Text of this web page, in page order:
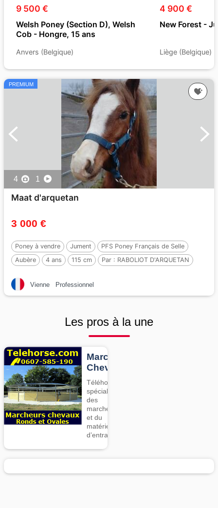
9 500 €
Welsh Poney (Section D), Welsh
Cob - Hongre, 15 ans
Anvers (Belgique)
4 900 €
New Forest -
Liège (Belgique)
PREMIUM
4 1
Maat d'arquetan
3 000 €
Poney à vendre Jument
PFS Poney Français de Selle
Aubère
4 ans 115 cm Par : RABOLIOT D'ARQUETAN
Vienne Professionnel
Les pros à la une
Marcheurs
Chevaux
Téléhorse,
spécialiste
des
marcheurs
et du
matériel
d’entrainement